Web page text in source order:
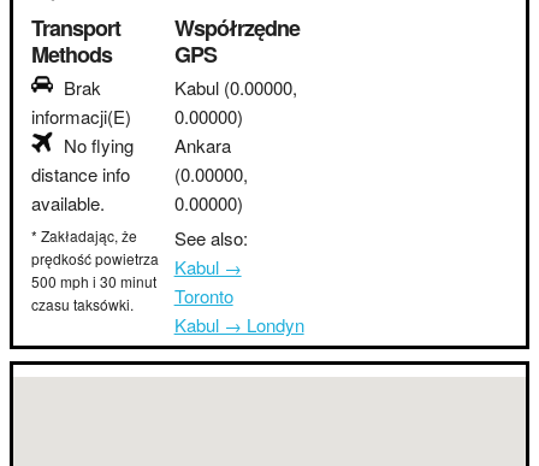
Transport
Methods
Brak
informacji(E)
No flying
distance info
available.
* Zakładając, że
prędkość powietrza
500 mph i 30 minut
czasu taksówki.
Współrzędne
GPS
Kabul (0.00000,
0.00000)
Ankara
(0.00000,
0.00000)
See also:
Kabul →
Toronto
Kabul → Londyn